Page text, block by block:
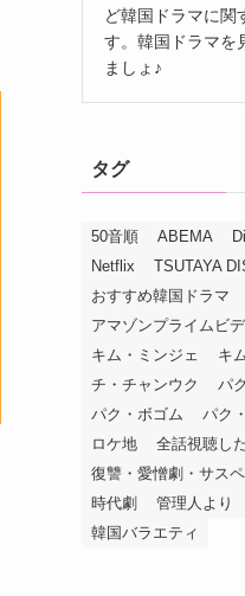
ど韓国ドラマに関
す。韓国ドラマを
ましょ♪
タグ
50音順 ABEMA
Netflix
TSUTAYA
おすすめ韓国ドラマ
アマゾンプライムビ
キム・ミンジェ
キ
チ・チャンウク
パ
パク・ボゴム
パク
ロケ地
全話視聴し
復讐・愛憎劇・サス
時代劇
管理人より
韓国バラエティ